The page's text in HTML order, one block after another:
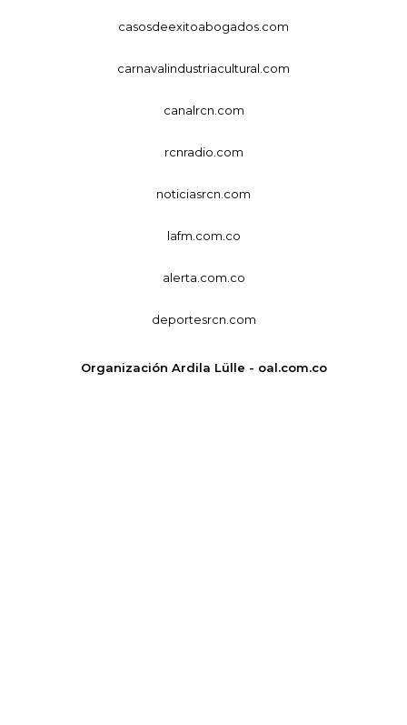
casosdeexitoabogados.com
carnavalindustriacultural.com
canalrcn.com
rcnradio.com
noticiasrcn.com
lafm.com.co
alerta.com.co
deportesrcn.com
Organización Ardila Lülle - oal.com.co